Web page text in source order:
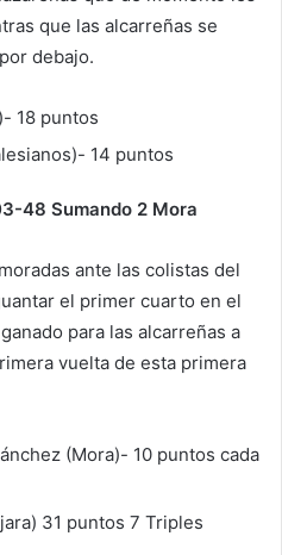
que las alcarreñas se
debajo.
18 puntos
14 puntos
48 Sumando 2 Mora
ante las colistas del
el primer cuarto en el
para las alcarreñas a
vuelta de esta primera
(Mora)- 10 puntos cada
31 puntos 7 Triples